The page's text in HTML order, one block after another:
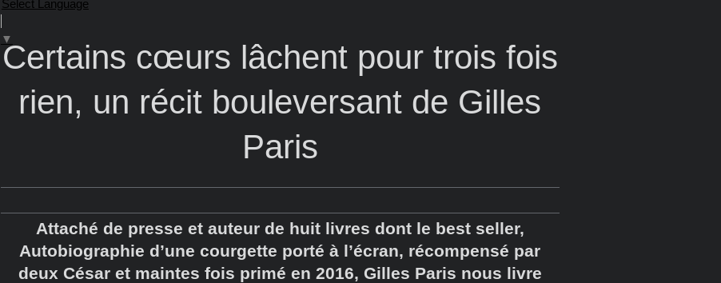
Select Language
▼
Certains cœurs lâchent pour trois fois
rien, un récit bouleversant de Gilles
Paris
Attaché de presse et auteur de huit livres dont le best seller,
Autobiographie d’une courgette porté à l’écran, récompensé par
deux César et maintes fois primé en 2016, Gilles Paris nous livre